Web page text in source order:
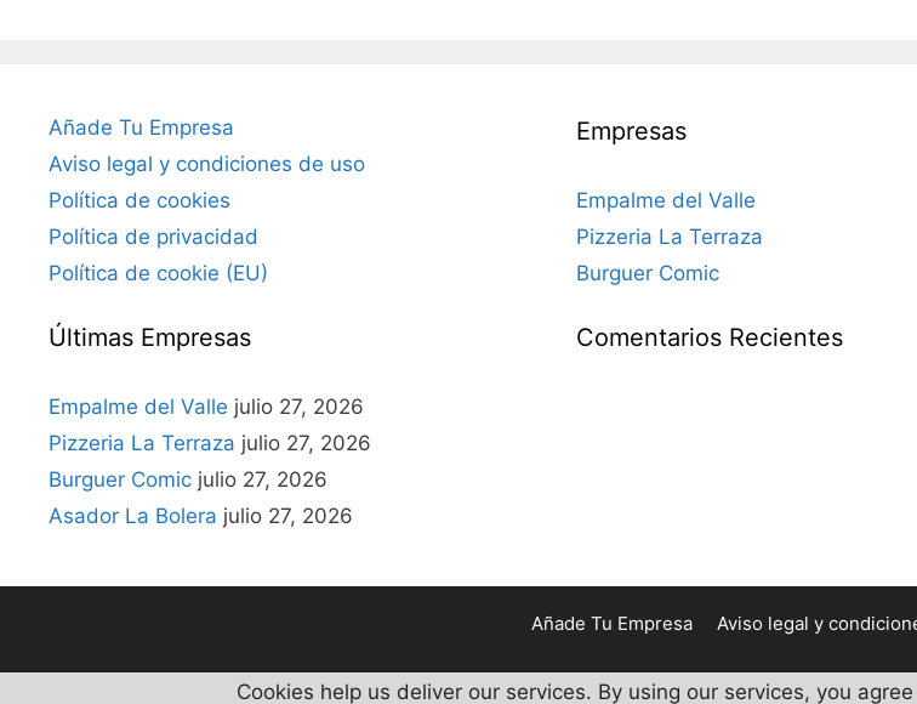
Añade Tu Empresa
Aviso legal y condiciones de uso
Política de cookies
Política de privacidad
Política de cookie (EU)
Últimas Empresas
Empalme del Valle julio 27, 2026
Pizzeria La Terraza julio 27, 2026
Burguer Comic julio 27, 2026
Asador La Bolera julio 27, 2026
Empresas
Empalme del Valle
Pizzeria La Terraza
Burguer Comic
Comentarios Recientes
Añade Tu Empresa Aviso legal y
Cookies help us deliver our services. By using our services, you